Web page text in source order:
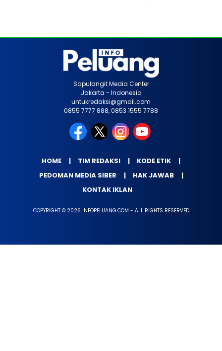
Sapulangit Media Center
Jakarta - Indonesia
untukredaksi@gmail.com
0855 7777 888, 0853 1555 7788
HOME TIM REDAKSI
KODE ETIK
PEDOMAN MEDIA SIBER
HAK JAWAB
KONTAK IKLAN
COPYRIGHT © 2026 INFOPELUANG.COM - ALL RIGHTS RESERVED